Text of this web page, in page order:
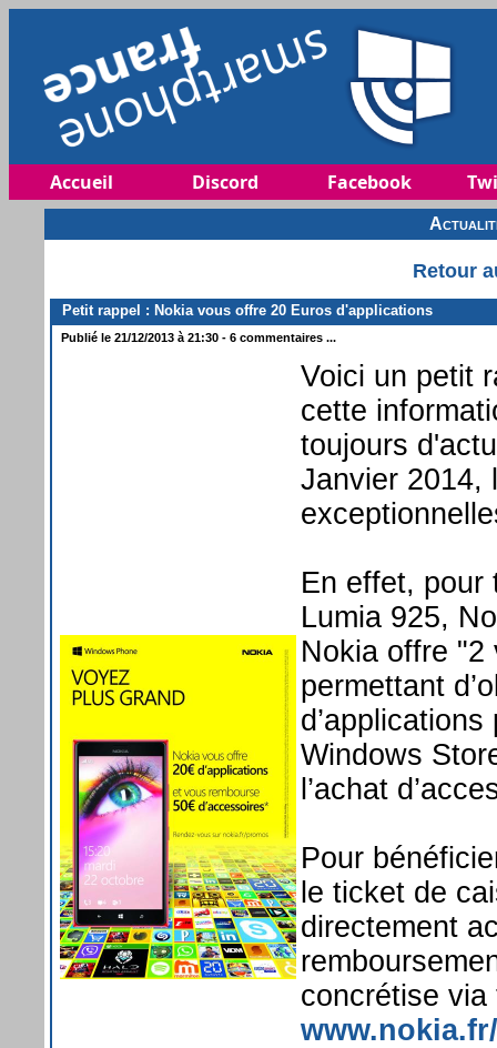
Accueil Discord Facebook
Retour
Petit rappel : Nokia vous offre 20 Euros d'applications
Publié le 21/12/2013 à 21:30 - 6 commentaires ...
Voici un petit
cette
toujours
Janvier 2014,
En effet, pour
Lumia 925,
Nokia offre "2
permettant
Windows
l’achat
Pour
le ticket de
directement
concrétise